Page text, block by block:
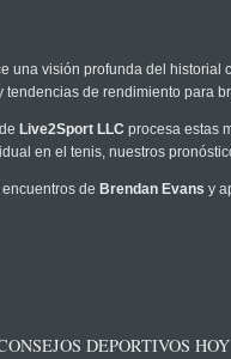
una visión profunda del historial
tendencias de rendimiento para
Live2Sport LLC procesa estas
en el tenis, nuestros
de Brendan Evans y
DEPORTIVOS HOY